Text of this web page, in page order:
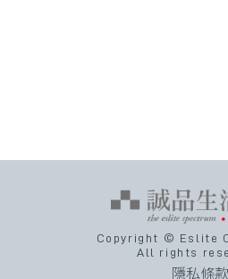
Copyright © Eslite
All rights
隱私條款